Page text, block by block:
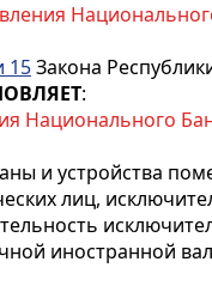
15Закона
:
Национального
и устройства
лиц,
иностранной